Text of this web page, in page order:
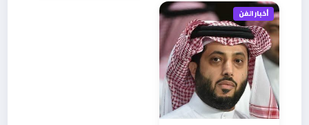
أخبار الفن